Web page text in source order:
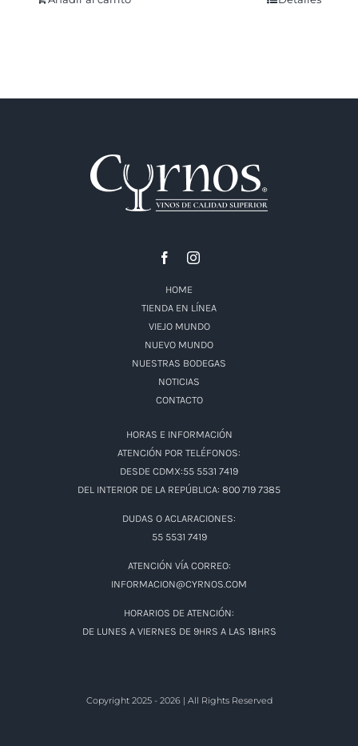
HOME
TIENDA EN LÍNEA
VIEJO MUNDO
NUEVO MUNDO
NUESTRAS BODEGAS
NOTICIAS
CONTACTO
HORAS E INFORMACIÓN
ATENCIÓN POR TELÉFONOS:
DESDE CDMX:55 5531 7419
DEL INTERIOR DE LA REPÚBLICA: 800 719 7385
DUDAS O ACLARACIONES:
55 5531 7419
ATENCIÓN VÍA CORREO:
INFORMACION@CYRNOS.COM
HORARIOS DE ATENCIÓN:
DE LUNES A VIERNES DE 9HRS A LAS 18HRS
Copyright 2025 - 2026 | All Rights Reserved